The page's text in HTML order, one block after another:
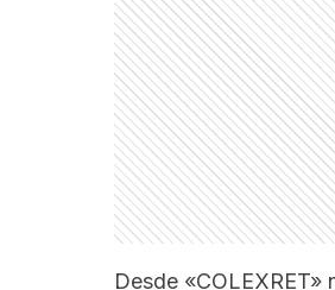
Desde